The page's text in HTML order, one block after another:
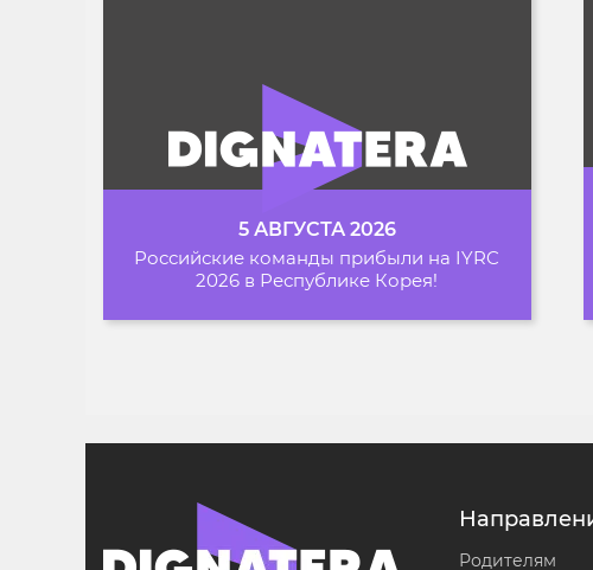
5 АВГУСТА 2026
Российские команды прибыли на IYRC
2026 в Республике Корея!
Родителям